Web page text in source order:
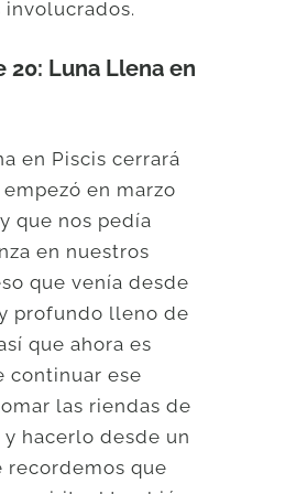
20: Luna Llena en
en Piscis cerrará
en marzo
que nos pedía
en nuestros
que venía desde
profundo lleno de
que ahora es
continuar ese
las riendas de
hacerlo desde un
recordemos que